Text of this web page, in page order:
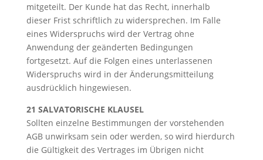
mitgeteilt. Der Kunde hat das Recht, innerhalb
dieser Frist schriftlich zu widersprechen. Im Falle
eines Widerspruchs wird der Vertrag ohne
Anwendung der geänderten Bedingungen
fortgesetzt. Auf die Folgen eines unterlassenen
Widerspruchs wird in der Änderungsmitteilung
ausdrücklich hingewiesen.
21 SALVATORISCHE KLAUSEL
Sollten einzelne Bestimmungen der vorstehenden
AGB unwirksam sein oder werden, so wird hierdurch
die Gültigkeit des Vertrages im Übrigen nicht